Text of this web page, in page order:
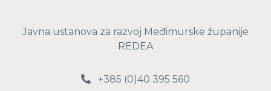
Javna ustanova za razvoj Međimurske županije
REDEA
+385 (0)40 395 560